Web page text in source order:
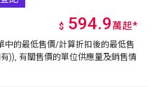
$ 594.9萬起*
中的最低售價/計算折扣後的最低售
)), 有關售價的單位供應量及銷售情